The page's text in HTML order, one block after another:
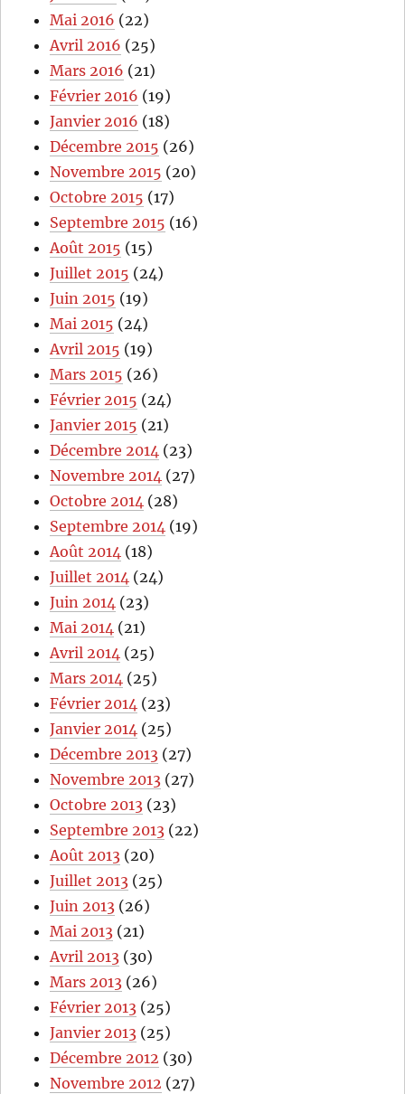
Mai 2016 (22)
Avril 2016 (25)
Mars 2016 (21)
Février 2016 (19)
Janvier 2016 (18)
Décembre 2015 (26)
Novembre 2015 (20)
Octobre 2015 (17)
Septembre 2015 (16)
Août 2015 (15)
Juillet 2015 (24)
Juin 2015 (19)
Mai 2015 (24)
Avril 2015 (19)
Mars 2015 (26)
Février 2015 (24)
Janvier 2015 (21)
Décembre 2014 (23)
Novembre 2014 (27)
Octobre 2014 (28)
Septembre 2014 (19)
Août 2014 (18)
Juillet 2014 (24)
Juin 2014 (23)
Mai 2014 (21)
Avril 2014 (25)
Mars 2014 (25)
Février 2014 (23)
Janvier 2014 (25)
Décembre 2013 (27)
Novembre 2013 (27)
Octobre 2013 (23)
Septembre 2013 (22)
Août 2013 (20)
Juillet 2013 (25)
Juin 2013 (26)
Mai 2013 (21)
Avril 2013 (30)
Mars 2013 (26)
Février 2013 (25)
Janvier 2013 (25)
Décembre 2012 (30)
Novembre 2012 (27)